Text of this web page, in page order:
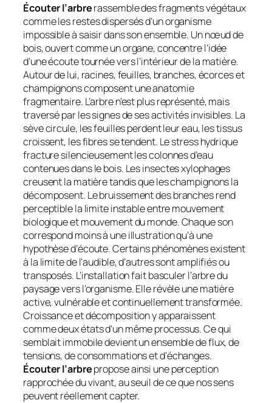
Écouter l’arbrerassemble des fragments végétaux
comme les restes dispersés d’un organisme
impossible à saisir dans son ensemble. Un nœud de
bois, ouvert comme un organe, concentre l’idée
d’une écoute tournée vers l’intérieur de la matière.
Autour de lui, racines, feuilles, branches, écorces et
champignons composent une anatomie
fragmentaire. L’arbre n’est plus représenté, mais
traversé par les signes de ses activités invisibles. La
sève circule, les feuilles perdent leur eau, les tissus
croissent, les fibres se tendent. Le stress hydrique
fracture silencieusement les colonnes d’eau
contenues dans le bois. Les insectes xylophages
creusent la matière tandis que les champignons la
décomposent. Le bruissement des branches rend
perceptible la limite instable entre mouvement
biologique et mouvement du monde. Chaque son
correspond moins à une illustration qu’à une
hypothèse d’écoute. Certains phénomènes existent
à la limite de l’audible, d’autres sont amplifiés ou
transposés. L’installation fait basculer l’arbre du
paysage vers l’organisme. Elle révèle une matière
active, vulnérable et continuellement transformée.
Croissance et décomposition y apparaissent
comme deux états d’un même processus. Ce qui
semblait immobile devient un ensemble de flux, de
tensions, de consommations et d’échanges.
Écouter l’arbrepropose ainsi une perception
rapprochée du vivant, au seuil de ce que nos sens
peuvent réellement capter.